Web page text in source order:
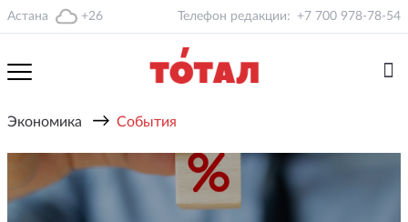
Астана +26 Телефон редакции: +7 700 978-78-54
Экономика → События